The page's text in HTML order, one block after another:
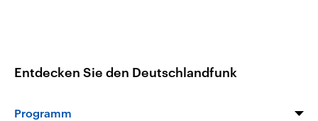
Entdecken Sie den Deutschlandfunk
Programm